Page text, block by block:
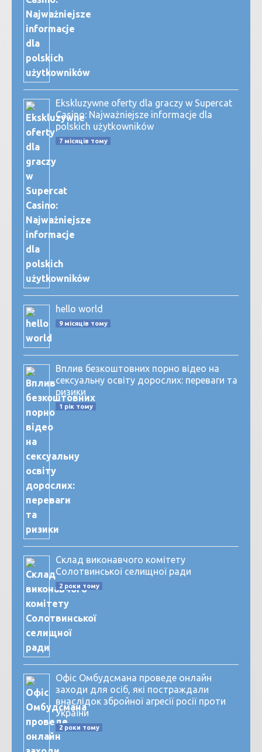
Ekskluzywne oferty dla graczy w Supercat
Casino: Najważniejsze informacje dla
polskich użytkowników
7 місяців тому
hello world
9 місяців тому
Вплив безкоштовних порно відео на
сексуальну освіту дорослих: переваги та
ризики
1 рік тому
Склад виконавчого комітету
Солотвинської селищної ради
2 роки тому
Офіс Омбудсмана проведе онлайн
заходи для осіб, які постраждали
внаслідок збройної агресії росії проти
України
2 роки тому